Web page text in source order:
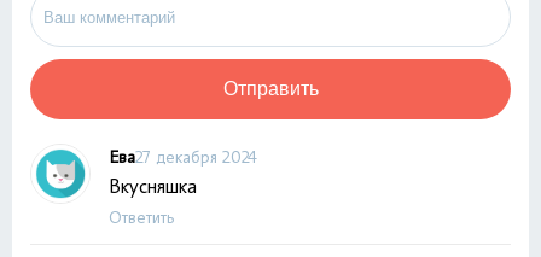
Отправить
Ева27 декабря 2024
Вкусняшка
Ответить